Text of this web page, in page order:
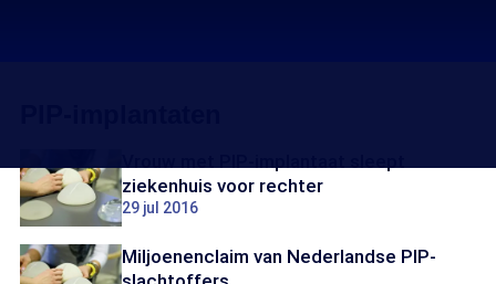
ziekenhuis voor rechter
29 jul 2016
Miljoenenclaim van Nederlandse PIP-